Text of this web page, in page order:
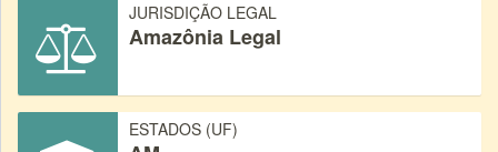
JURISDIÇÃO LEGAL
Amazônia Legal
ESTADOS (UF)